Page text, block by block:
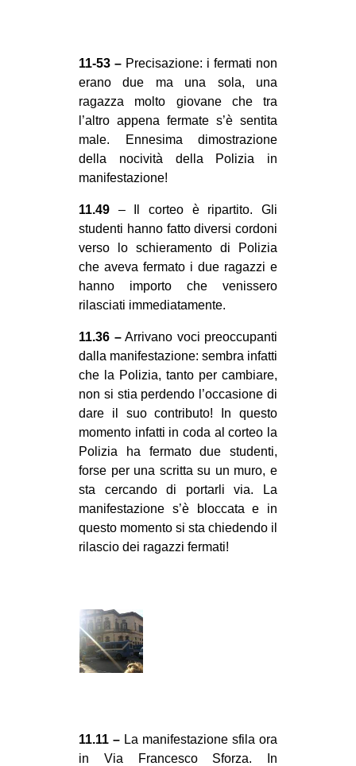
11-53 – Precisazione: i fermati non
erano due ma una sola, una
ragazza molto giovane che tra
l’altro appena fermate s’è sentita
male. Ennesima dimostrazione
della nocività della Polizia in
manifestazione!
11.49 – Il corteo è ripartito. Gli
studenti hanno fatto diversi cordoni
verso lo schieramento di Polizia
che aveva fermato i due ragazzi e
hanno importo che venissero
rilasciati immediatamente.
11.36 –Arrivano voci preoccupanti
dalla manifestazione: sembra infatti
che la Polizia, tanto per cambiare,
non si stia perdendo l’occasione di
dare il suo contributo! In questo
momento infatti in coda al corteo la
Polizia ha fermato due studenti,
forse per una scritta su un muro, e
sta cercando di portarli via. La
manifestazione s’è bloccata e in
questo momento si sta chiedendo il
rilascio dei ragazzi fermati!
11.11 – La manifestazione sfila ora
in Via Francesco Sforza. In